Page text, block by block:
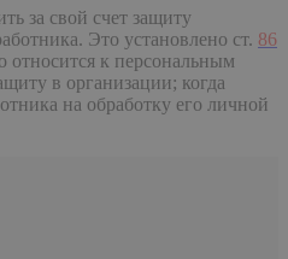
за свой счет защиту
Это установлено ст. 86
относится к персональным
в организации; когда
на обработку его личной